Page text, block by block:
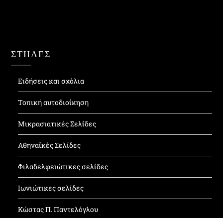
ΣΤΗΛΕΣ
Ειδήσεις και σχόλια
Τοπική αυτοδιοίκηση
Μικρασιατικές Σελίδες
Αθηναϊκές Σελίδες
Φιλαδελφειώτικες σελίδες
Ιωνιώτικες σελίδες
Κώστας Π. Παντελόγλου